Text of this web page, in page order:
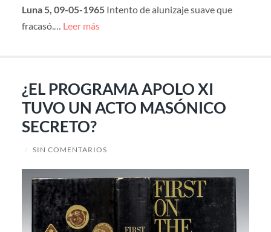
Luna 5, 09-05-1965 Intento de alunizaje suave que
fracasó.… Leer más
¿EL PROGRAMA APOLO XI
TUVO UN ACTO MASÓNICO
SECRETO?
/ SIN COMENTARIOS